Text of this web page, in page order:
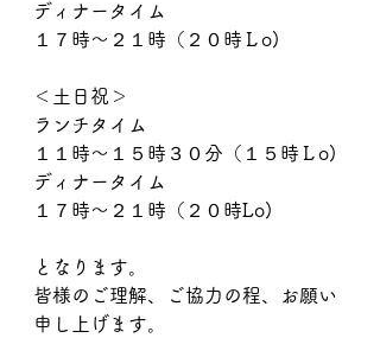
ディナータイム
１７時～２１時（２０時Ｌo)
＜土日祝＞
ランチタイム
１１時～１５時３０分（１５時Ｌo)
ディナータイム
１７時～２１時（２０時Lo)
となります。
皆様のご理解、ご協力の程、お願い
申し上げます。